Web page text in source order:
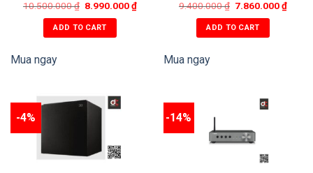
10.500.000₫ 8.990.000₫
ADD TO CART
Mua ngay
9.400.000₫ 7.860.000₫
ADD TO CART
Mua ngay
-4% -14%